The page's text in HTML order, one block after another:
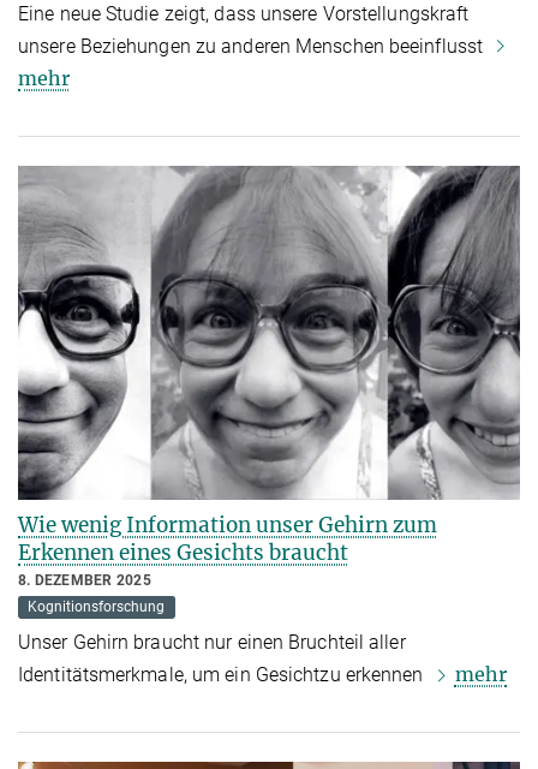
Eine neue Studie zeigt, dass unsere Vorstellungskraft
unsere Beziehungen zu anderen Menschen beeinflusst
mehr
Wie wenig Information unser Gehirn zum
Erkennen eines Gesichts braucht
8. DEZEMBER 2025
Kognitionsforschung
Unser Gehirn braucht nur einen Bruchteil aller
Identitätsmerkmale, um ein Gesichtzu erkennen
mehr